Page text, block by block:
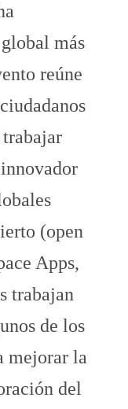
más
reúne
(open
Apps,
trabajan
de los
mejorar la
del